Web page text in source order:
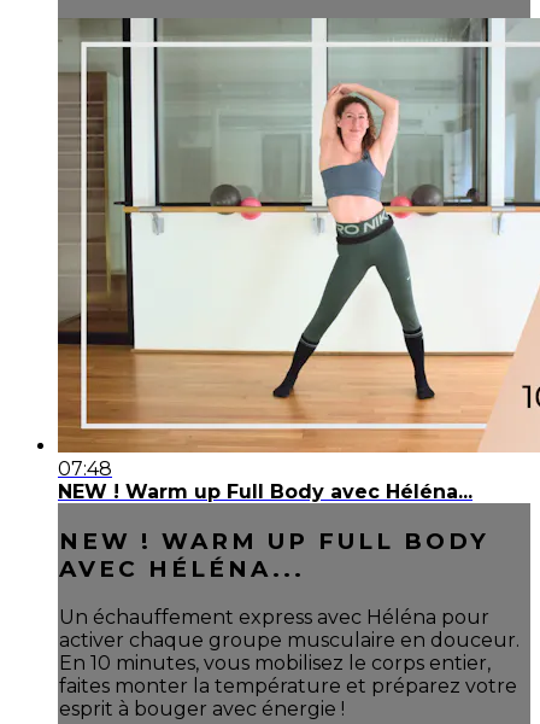
07:48
NEW ! Warm up Full Body avec Héléna...
NEW ! WARM UP FULL BODY
AVEC HÉLÉNA...
Un échauffement express avec Héléna pour
activer chaque groupe musculaire en douceur.
En 10 minutes, vous mobilisez le corps entier,
faites monter la température et préparez votre
esprit à bouger avec énergie !